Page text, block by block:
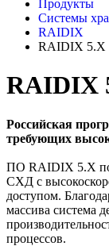
Продукты
Системы
RAIDIX
RAIDIX 5.X
RAIDIX
Российская
требующих
ПО RAIDIX 5.X
СХД с
доступом.
массива система
процессов.